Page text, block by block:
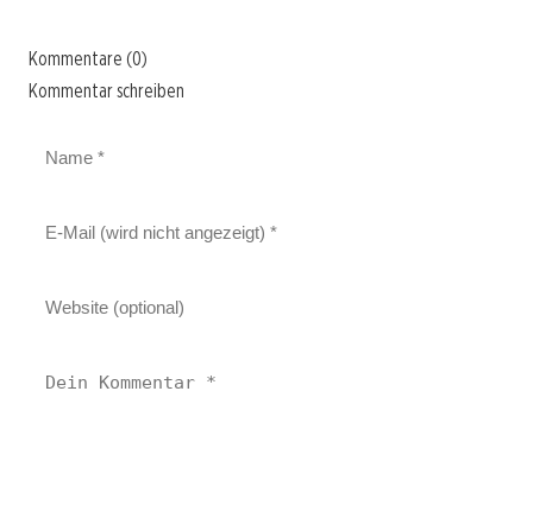
Kommentare (0)
Kommentar schreiben